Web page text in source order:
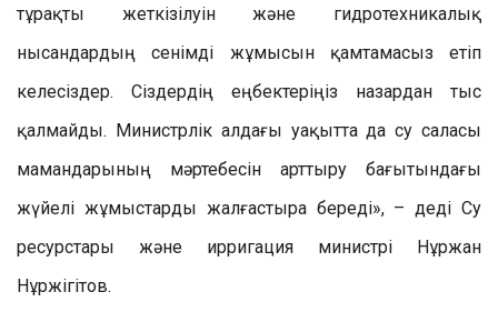
тұрақты жеткізілуін және гидротехникалық
нысандардың сенімді жұмысын қамтамасыз етіп
келесіздер. Сіздердің еңбектеріңіз назардан тыс
қалмайды. Министрлік алдағы уақытта да су саласы
мамандарының мәртебесін арттыру бағытындағы
жүйелі жұмыстарды жалғастыра береді», – деді Су
ресурстары және ирригация министрі Нұржан
Нұржігітов.